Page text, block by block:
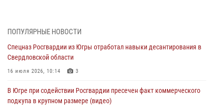
генерала армии Ивана Яковлева
05 августа 2026, 11:31
нарушителей ПДД
05 августа 2026, 11:14
ПОПУЛЯРНЫЕ НОВОСТИ
Спецназ Росгвардии из Югры отработал навыки десантирования в
Свердловской области
16 июля 2026, 10:14 3
В Югре при содействии Росгвардии пресечен факт коммерческого
подкупа в крупном размере (видео)